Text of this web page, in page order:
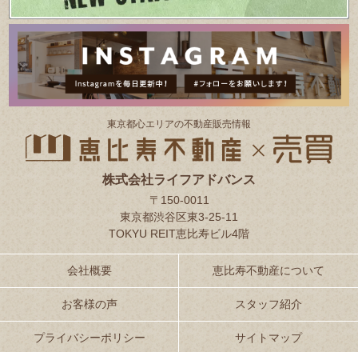
東京都⼼エリアの不動産販売情報
株式会社ライフアドバンス
〒150-0011
東京都渋谷区東3-25-11
TOKYU REIT恵比寿ビル4階
会社概要 恵比寿不動産について
お客様の声 スタッフ紹介
プライバシーポリシー サイトマップ